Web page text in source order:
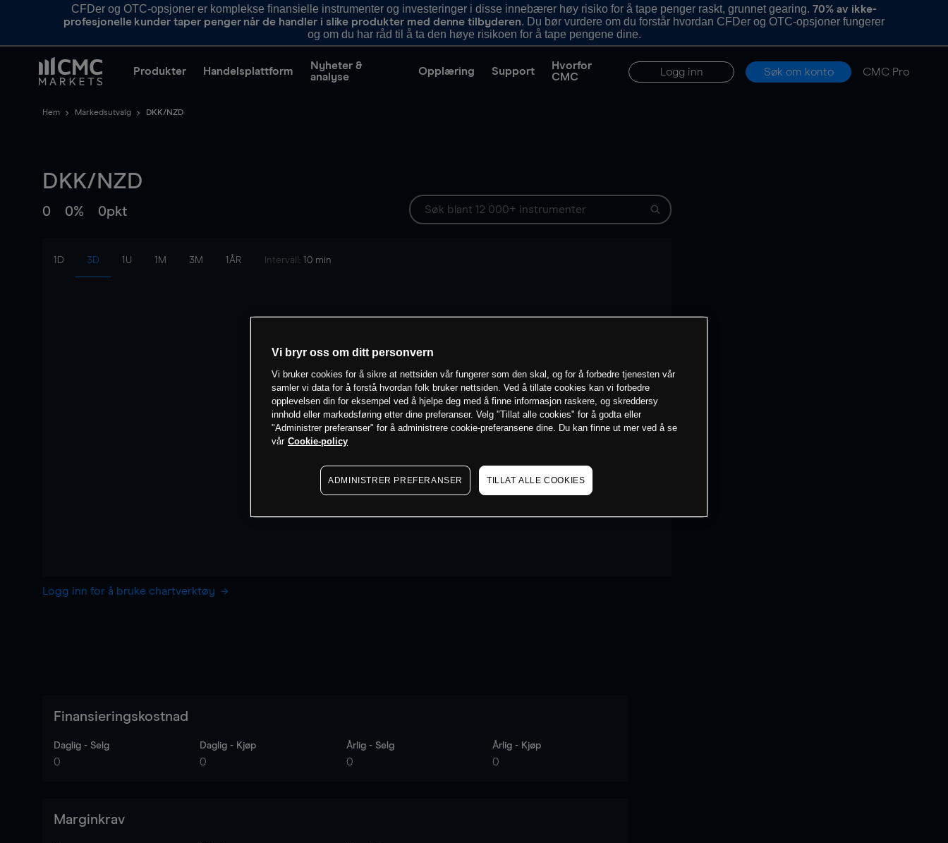
CFDer og OTC-opsjoner er komplekse finansielle instrumenter og investeringer i disse innebærer høy risiko for å tape penger raskt, grunnet gearing.70% av ikke-
profesjonelle kunder taper penger når de handler i slike produkter med denne tilbyderen. Du bør vurdere om du forstår hvordan CFDer og OTC-opsjoner fungerer
og om du har råd til å ta den høye risikoen for å tape pengene dine.
Produkter Handelsplattform
Nyheter &
analyse
Opplæring Support
Hvorfor
CMC
Logg inn Søk om konto CMC Pro
Hem Markedsutvalg DKK/NZD
DKK/NZD
0 0% 0pkt
1D 3D 1U 1M 3M 1ÅR Intervall: 10 min
Logg inn for å bruke chartverktøy
Finansieringskostnad
Daglig - Selg
0
Daglig - Kjøp
0
Årlig - Selg
0
Årlig - Kjøp
0
Marginkrav
Vi bryr oss om ditt personvern
Vi bruker cookies for å sikre at nettsiden vår fungerer som den skal, og for å forbedre tjenesten vår
samler vi data for å forstå hvordan folk bruker nettsiden. Ved å tillate cookies kan vi forbedre
opplevelsen din for eksempel ved å hjelpe deg med å finne informasjon raskere, og skreddersy
innhold eller markedsføring etter dine preferanser. Velg "Tillat alle cookies" for å godta eller
"Administrer preferanser" for å administrere cookie-preferansene dine. Du kan finne ut mer ved å se
vår Cookie-policy
ADMINISTRER PREFERANSER TILLAT ALLE COOKIES